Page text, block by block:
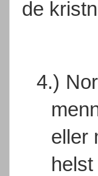
de
4.)
eller